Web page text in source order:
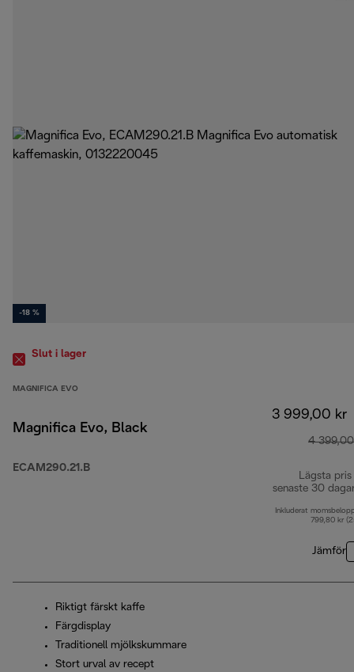
-18 %
Slut i lager
MAGNIFICA EVO
Magnifica Evo, Black
ECAM290.21.B
3 999,00 kr
4
Lägsta pris
senaste 30
Inkluderat
799,80 kr
Jämför
Riktigt färskt kaffe
Färgdisplay
Traditionell mjölkskummare
Stort urval av recept